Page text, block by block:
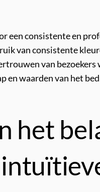
een consistente en
van consistente
van bezoekers
en waarden van het
het